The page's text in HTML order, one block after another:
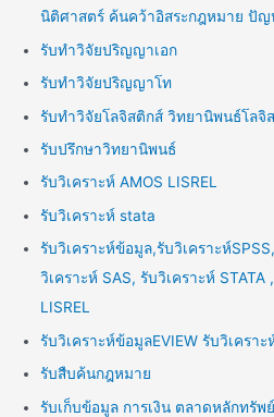
นิติศาสตร์ ค้นคว้าอิสระกฎหมาย ปั
รับทำวิจัยปริญญาเอก
รับทำวิจัยปริญญาโท
รับทำวิจัยโลจิสติกส์ วิทยานิพนธ์โลจิ
รับปรึกษาวิทยานิพนธ์
รับวิเคราะห์ AMOS LISREL
รับวิเคราะห์ stata
รับวิเคราะห์ข้อมูล,รับวิเคราะห์
วิเคราะห์ SAS, รับวิเคราะห์ STATA
LISREL
รับวิเคราะห์ข้อมูลEVIEW รับวิเคราะ
รับสืบค้นกฎหมาย
รับเก็บข้อมูล การเงิน ตลาดหลักทรัพย์